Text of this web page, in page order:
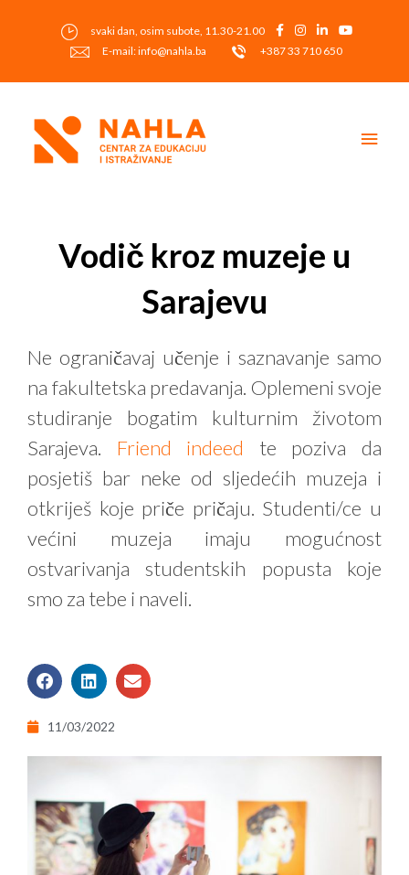
svaki dan, osim subote, 11.30-21.00
E-mail: info@nahla.ba
+387 33 710 650
Vodič kroz muzeje u
Sarajevu
Ne ograničavaj učenje i saznavanje samo
na fakultetska predavanja. Oplemeni svoje
studiranje bogatim kulturnim životom
Sarajeva. Friend indeed te poziva da
posjetiš bar neke od sljedećih muzeja i
otkriješ koje priče pričaju. Studenti/ce u
većini muzeja imaju mogućnost
ostvarivanja studentskih popusta koje
smo za tebe i naveli.
11/03/2022